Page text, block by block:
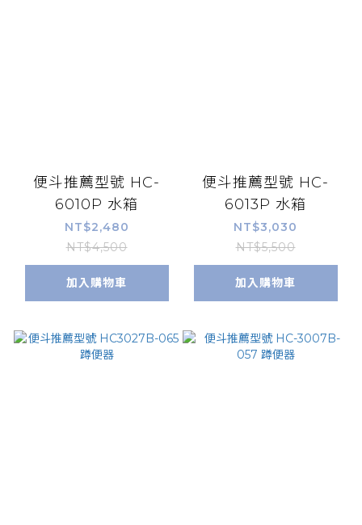
便斗推薦型號 HC-
6010P 水箱
NT$2,480
NT$4,500
加入購物車
便斗推薦型號 HC-
6013P 水箱
NT$3,030
NT$5,500
加入購物車